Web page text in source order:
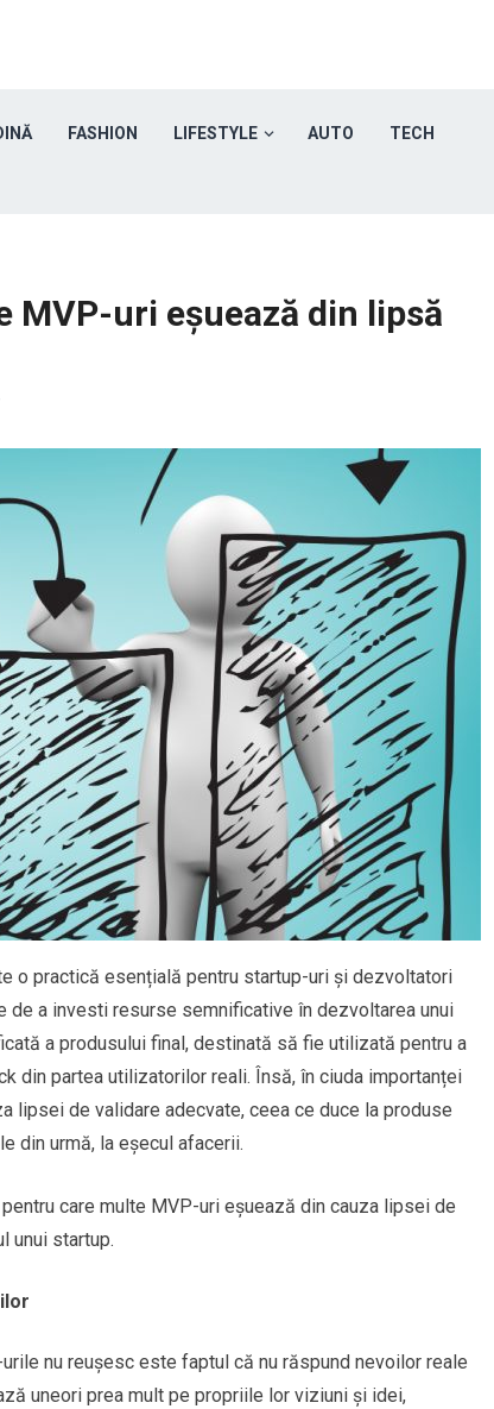
FASHION LIFESTYLE AUTO TECH
uri eșuează din lipsă
o practică esențială pentru startup-uri și dezvoltatori
a investi resurse semnificative în dezvoltarea unui
a produsului final, destinată să fie utilizată pentru a
din partea utilizatorilor reali. Însă, în ciuda importanței
lipsei de validare adecvate, ceea ce duce la produse
din urmă, la eșecul afacerii.
care multe MVP-uri eșuează din cauza lipsei de
unui startup.
nu reușesc este faptul că nu răspund nevoilor reale
uneori prea mult pe propriile lor viziuni și idei,